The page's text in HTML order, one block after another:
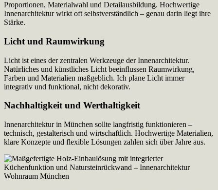
Proportionen, Materialwahl und Detailausbildung. Hochwertige
Innenarchitektur wirkt oft selbstverständlich – genau darin liegt ihre
Stärke.
Licht und Raumwirkung
Licht ist eines der zentralen Werkzeuge der Innenarchitektur.
Natürliches und künstliches Licht beeinflussen Raumwirkung,
Farben und Materialien maßgeblich. Ich plane Licht immer
integrativ und funktional, nicht dekorativ.
Nachhaltigkeit und Werthaltigkeit
Innenarchitektur in München sollte langfristig funktionieren –
technisch, gestalterisch und wirtschaftlich. Hochwertige Materialien,
klare Konzepte und flexible Lösungen zahlen sich über Jahre aus.